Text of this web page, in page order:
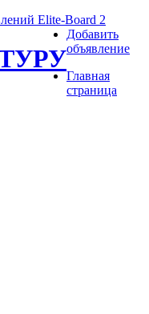
Добавить
объявление
Главная
страница